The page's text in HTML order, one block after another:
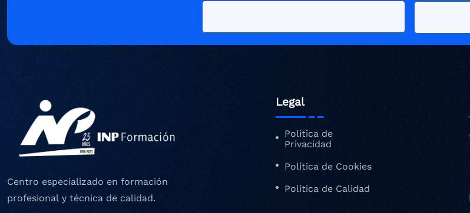
Centro especializado en formación
profesional y técnica de calidad.
Legal
Politica de
Privacidad
Política de Cookies
Política de Calidad